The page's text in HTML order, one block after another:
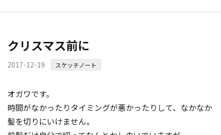
クリスマス前に
2017-12-19 スケッチノート
オガワです。
時間がなかったりタイミングが悪かったりして、なかなか
髪を切りにいけません。